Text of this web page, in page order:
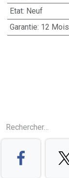
Etat: Neuf
Garantie: 12 Mois